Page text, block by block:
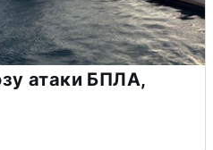
атаки БПЛА,